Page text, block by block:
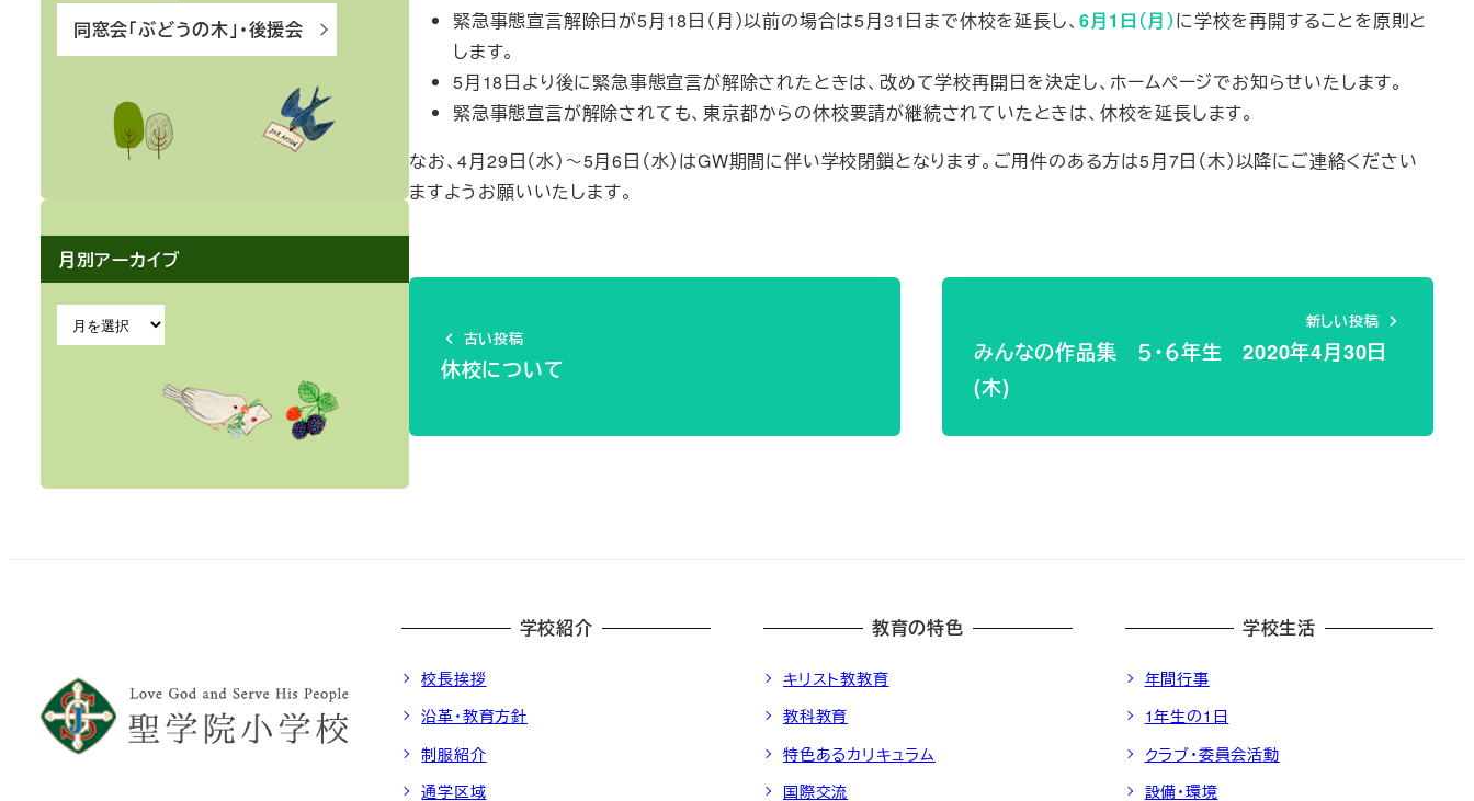
緊急事態宣言解除日が5月18日（月）以前の場合は5月31日まで休校を延長し、6月1日（月）に学校を再開することを原則と
します。
5月18日より後に緊急事態宣言が解除されたときは、改めて学校再開日を決定し、ホームページでお知らせいたします。
緊急事態宣言が解除されても、東京都からの休校要請が継続されていたときは、休校を延長します。
なお、4月29日（水）～5月6日（水）はGW期間に伴い学校閉鎖となります。ご用件のある方は5月7日（木）以降にご連絡ください
ますようお願いいたします。
古い投稿
休校について
新しい投稿
みんなの作品集 ５・６年生 2020年4月30日
(木)
同窓会「ぶどうの木」・後援会
月別アーカイブ
学校紹介
校長挨拶
沿革・教育方針
制服紹介
通学区域
教育の特色
キリスト教教育
教科教育
特色あるカリキュラム
国際交流
学校生活
年間行事
1年生の1日
クラブ・委員会活動
設備・環境